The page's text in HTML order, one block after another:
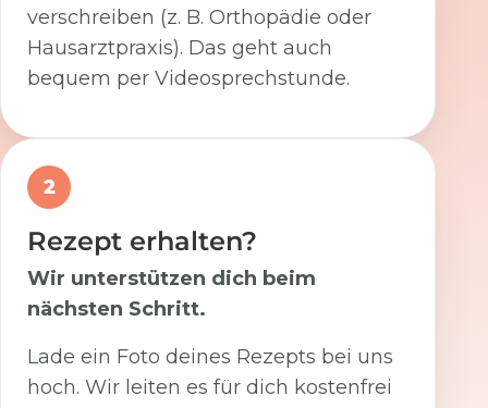
verschreiben (z. B. Orthopädie oder
Hausarztpraxis). Das geht auch
bequem per Videosprechstunde.
2
Rezept erhalten?
Wir unterstützen dich beim
nächsten Schritt.
Lade ein Foto deines Rezepts bei uns
hoch. Wir leiten es für dich kostenfrei